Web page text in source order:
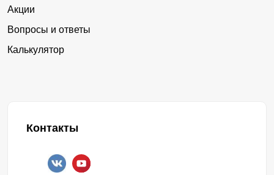
Акции
Вопросы и ответы
Калькулятор
Контакты